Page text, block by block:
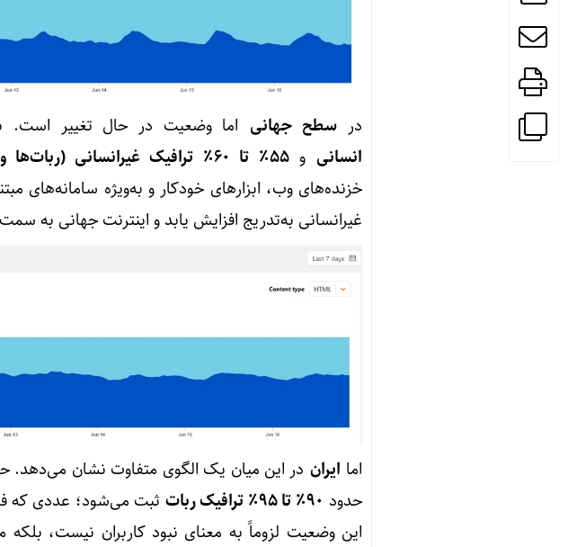
درسطح جهانی اما وضعیت در حال تغییر است.
انسانی و55٪ تا 60٪ ترافیک غیرانسانی (ربات‌ها و سیستم‌های خودکار)
خزنده‌های وب، ابزارهای خودکار و به‌ویژه
غیرانسانی به‌تدریج افزایش یابد و اینترنت جهانی به
اما ایران در این میان یک الگوی متفاوت نشان می‌دهد.
حدود 90٪ تا 95٪ ترافیک ربات
ثبت می‌شود؛ عددی که
این وضعیت لزوماً به معنای نبود کاربران نیست،